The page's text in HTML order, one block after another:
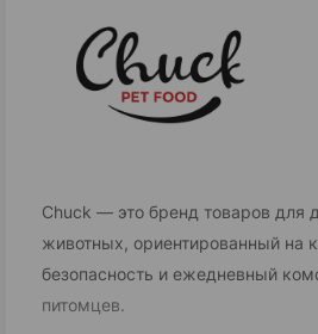
Chuck — это бренд товаров для
животных, ориентированный на
безопасность и ежедневный
питомцев.